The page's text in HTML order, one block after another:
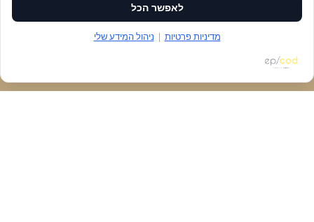
הזמנת מקום
לאפשר הכל
מדיניות פרטיות | ניהול המידע שלי